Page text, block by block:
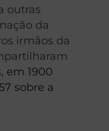
outras
da
irmãos da
em 1900
sobre a